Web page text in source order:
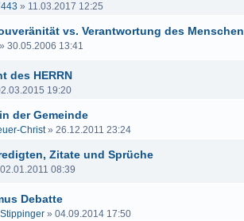
» 11.03.2017 12:25
vs. Verantwortung des Menschen
» 30.05.2006 13:41
des HERRN
19:20
der Gemeinde
Christ» 26.12.2011 23:24
Zitate und Sprüche
02.01.2011 08:39
Debatte
» 04.09.2014 17:50